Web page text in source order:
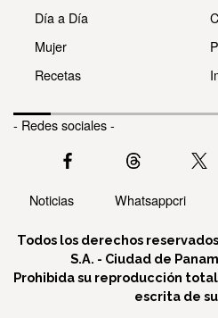
Día a Día
Mujer
Recetas
- Redes sociales -
Noticias Whatsappcri
Todos los derechos
S.A. - Ciudad de
Prohibida su reproducción
escrita de